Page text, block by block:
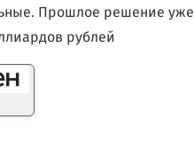
Прошлое решение уже
рублей